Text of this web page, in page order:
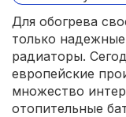
Для обогрева
только
радиаторы.
европейские
множество
отопительные